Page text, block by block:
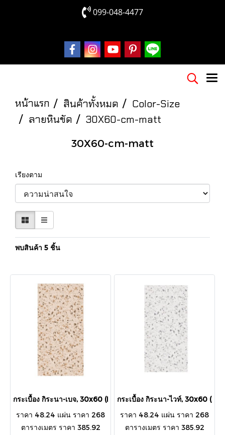
099-048-4477
หน้าแรก สินค้าทั้งหมด
Color-Size
ลายหินขัด
30X60-cm-matt
30X60-cm-matt
เรียงตาม
พบสินค้า 5 ชิ้น
กระเบื้อง กิระนา-เบจ, 30x60 (R) (A)
ราคา 48.24 แผ่น ราคา 268
ตารางเมตร ราคา 385.92
กระเบื้อง กิระนา-ไวท์, 30x60 (R)
ราคา 48.24 แผ่น ราคา 268
ตารางเมตร ราคา 385.92